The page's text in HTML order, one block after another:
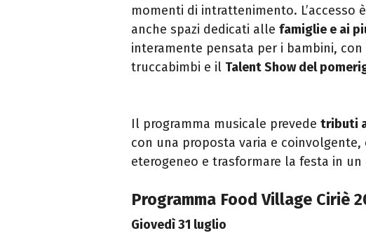
momenti di intrattenimento. L’accesso
anche spazi dedicati alle famiglie e ai
interamente pensata per i bambini,
truccabimbi e il Talent Show del
Il programma musicale prevede tributi
con una proposta varia e
eterogeneo e trasformare la festa in
Programma Food Village Ciriè
Giovedì 31 luglio